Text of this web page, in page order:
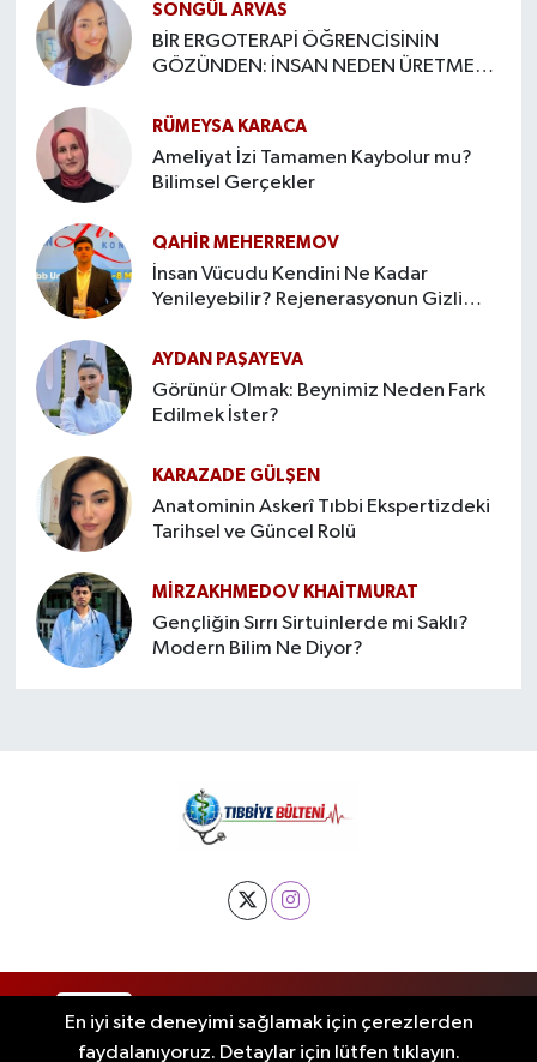
SONGÜL ARVAS
BİR ERGOTERAPİ ÖĞRENCİSİNİN
GÖZÜNDEN: İNSAN NEDEN ÜRETMEYE
RÜMEYSA KARACA
Ameliyat İzi Tamamen Kaybolur mu?
Bilimsel Gerçekler
QAHIR MEHERREMOV
İnsan Vücudu Kendini Ne Kadar
Yenileyebilir? Rejenerasyonun Gizli
AYDAN PAŞAYEVA
Görünür Olmak: Beynimiz Neden Fark
Edilmek İster?
KARAZADE GÜLŞEN
Anatominin Askerî Tıbbi Ekspertizdeki
Tarihsel ve Güncel Rolü
MIRZAKHMEDOV KHAİTMURAT
Gençliğin Sırrı Sirtuinlerde mi Saklı?
Modern Bilim Ne Diyor?
En iyi site deneyimi sağlamak için çerezlerden
faydalanıyoruz. Detaylar için lütfen tıklayın.